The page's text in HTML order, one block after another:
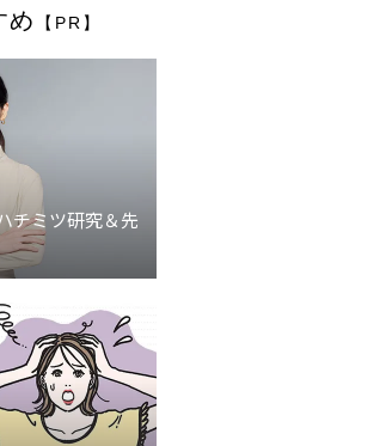
め 【PR】
チミツ研究＆先